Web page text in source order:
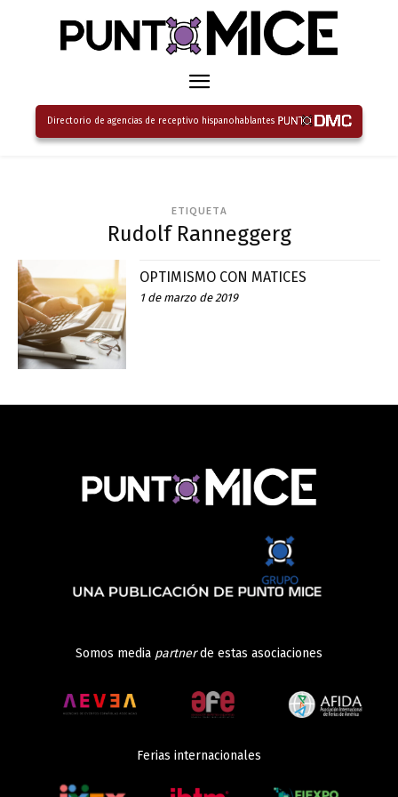
Directorio de agencias de receptivo hispanohablantes
ETIQUETA
Rudolf Ranneggerg
OPTIMISMO CON MATICES
1 de marzo de 2019
Somos media partnerde estas asociaciones
Ferias internacionales